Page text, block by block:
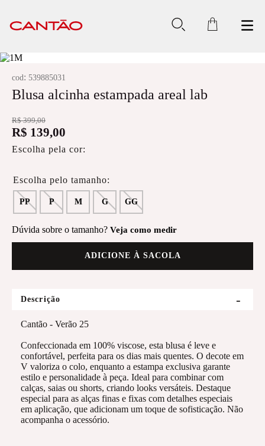
cod: 539885031
Blusa alcinha estampada areal lab
R$ 399,00
R$ 139,00
Escolha pela cor:
PP P M G GG
Dúvida sobre o tamanho? Veja como medir
ADICIONE À SACOLA
Descrição
Cantão - Verão 25
Confeccionada em 100% viscose, esta blusa é leve e
confortável, perfeita para os dias mais quentes. O decote em
V valoriza o colo, enquanto a estampa exclusiva garante
estilo e personalidade à peça. Ideal para combinar com
calças, saias ou shorts, criando looks versáteis. Destaque
especial para as alças finas e fixas com detalhes especiais
em aplicação, que adicionam um toque de sofisticação. Não
acompanha o acessório.